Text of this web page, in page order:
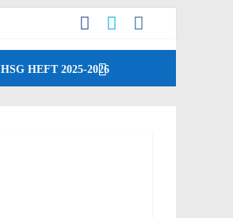
HSG HEFT 2025-2026